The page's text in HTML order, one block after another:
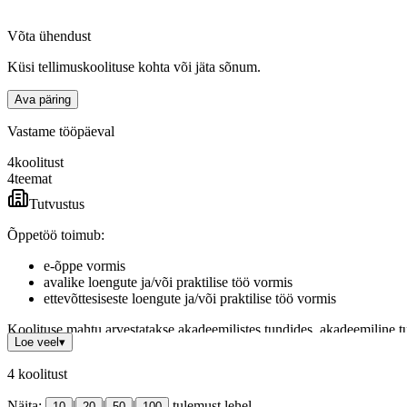
Võta ühendust
Küsi tellimuskoolituse kohta või jäta sõnum.
Ava päring
Vastame tööpäeval
4koolitust
4teemat
Tutvustus
Õppetöö toimub:
e-õppe vormis
avalike loengute ja/või praktilise töö vormis
ettevõttesiseste loengute ja/või praktilise töö vormis
Koolituse mahtu arvestatakse akadeemilistes tundides, akadeemiline
Loe veel ▾
4 koolitust